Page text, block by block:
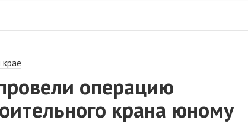
крае
операцию
крана юному